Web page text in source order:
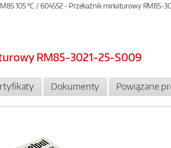
105 °C
604552 - Przekaźnik miniaturowy RM85-
RM85-3021-25-S009
Dokumenty Powiązane